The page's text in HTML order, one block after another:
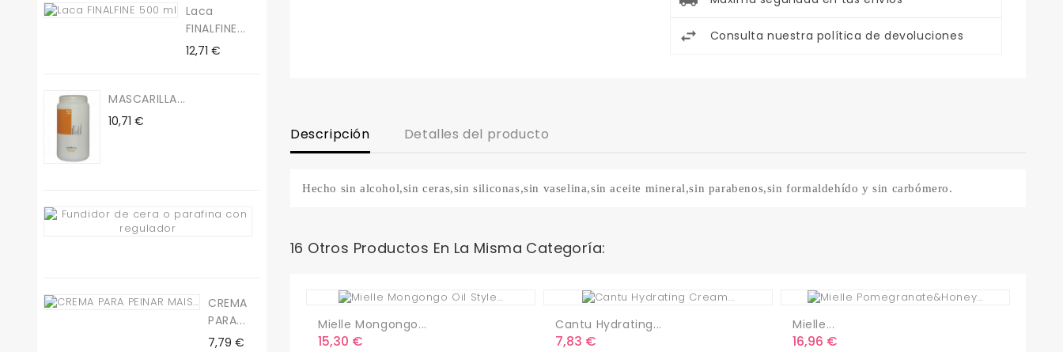
Laca
FINALFINE...
Precio
12,71 €
MASCARILLA...
Precio
10,71 €
Precio
19,50 €
CREMA
PARA...
Precio
7,79 €
Consulta nuestra política de devoluciones
Descripción Detalles del producto
Hecho sin alcohol,sin ceras,sin siliconas,sin vaselina,sin aceite mineral,sin parabenos,sin formaldehído y sin carbómero.
16 Otros Productos En La Misma Categoría:
Mielle Mongongo...
Precio
15,30 €
Cantu Hydrating...
Precio
7,83 €
Mielle...
Precio
16,96 €